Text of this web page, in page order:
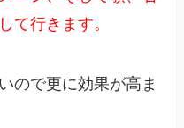
て行きます。
ので更に効果が高ま